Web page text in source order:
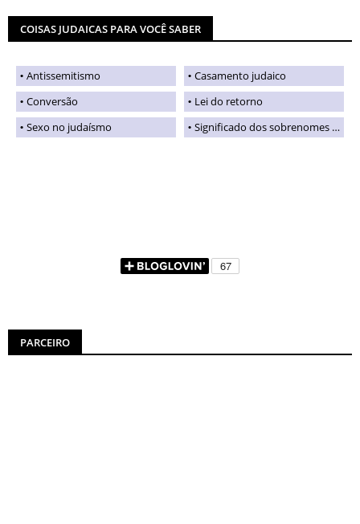
COISAS JUDAICAS PARA VOCÊ SABER
Antissemitismo
Casamento judaico
Conversão
Lei do retorno
Sexo no judaísmo
Significado dos sobrenomes judaicos
PARCEIRO